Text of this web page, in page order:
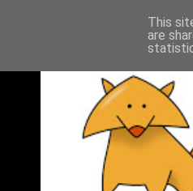
This
are